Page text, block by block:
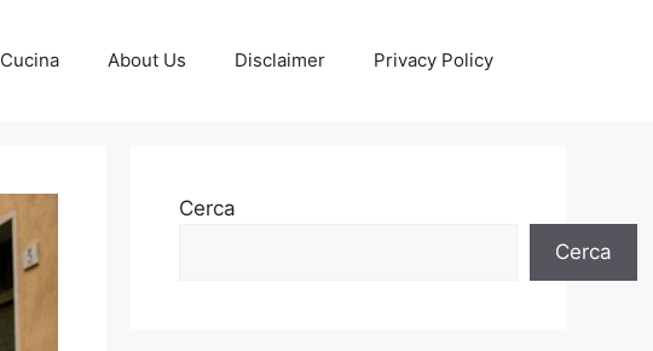
Cucina About Us Disclaimer Privacy Policy
Cerca
Cerca